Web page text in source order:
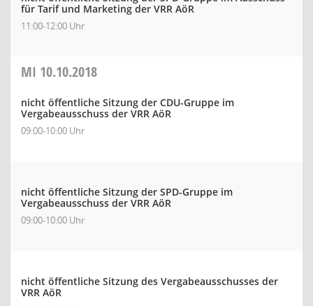
für Tarif und Marketing der VRR AöR
11:00-12:00 Uhr
MI 10.10.2018
nicht öffentliche Sitzung der CDU-Gruppe im
Vergabeausschuss der VRR AöR
09:00-10:00 Uhr
nicht öffentliche Sitzung der SPD-Gruppe im
Vergabeausschuss der VRR AöR
09:00-10:00 Uhr
nicht öffentliche Sitzung des Vergabeausschusses der
VRR AöR